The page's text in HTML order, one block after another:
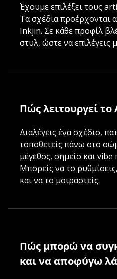
Έχουμε επιλέξει τους
Τα σχέδια προέρχονται
Inkjin. Σε κάθε προφίλ
στυλ, ώστε να επιλέγεις
Πώς λειτουργεί το
Διαλέγεις ένα σχέδιο,
τοποθετείς πάνω στο
μέγεθος, σημείο και vibe
Μπορείς να το
και να το μοιραστείς.
Πώς μπορώ να
και να αποφύγω